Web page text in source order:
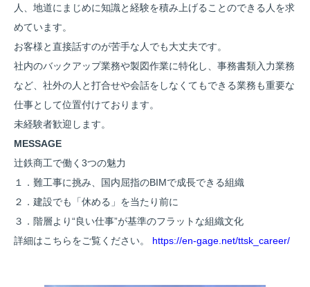
人、地道にまじめに知識と経験を積み上げることのできる人を求
めています。
お客様と直接話すのが苦手な人でも大丈夫です。
社内のバックアップ業務や製図作業に特化し、事務書類入力業務
など、社外の人と打合せや会話をしなくてもできる業務も重要な
仕事として位置付けております。
未経験者歓迎します。
MESSAGE
辻鉄商工で働く3つの魅力
１．難工事に挑み、国内屈指のBIMで成長できる組織
２．建設でも「休める」を当たり前に
３．階層より“良い仕事”が基準のフラットな組織文化
詳細はこちらをご覧ください。
https://en-gage.net/ttsk_career/